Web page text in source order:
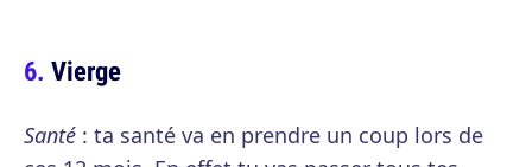
Vierge
Santé : ta santé va en prendre un coup lors de